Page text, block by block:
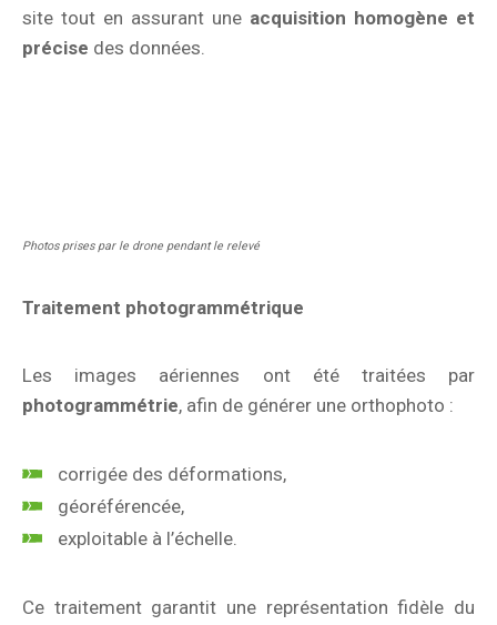
site tout en assurant une acquisition homogène et
précise des données.
Photos prises par le drone pendant le relevé
Traitement photogrammétrique
Les images aériennes ont été traitées par
photogrammétrie, afin de générer une orthophoto :
corrigée des déformations,
géoréférencée,
exploitable à l’échelle.
Ce traitement garantit une représentation fidèle du